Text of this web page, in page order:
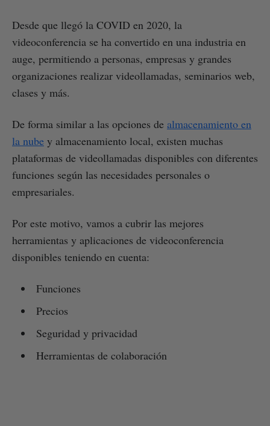
Desde que llegó la COVID en 2020, la
videoconferencia se ha convertido en una industria en
auge, permitiendo a personas, empresas y grandes
organizaciones realizar videollamadas, seminarios web,
clases y más.
De forma similar a las opciones de almacenamiento en
la nube y almacenamiento local, existen muchas
plataformas de videollamadas disponibles con diferentes
funciones según las necesidades personales o
empresariales.
Por este motivo, vamos a cubrir las mejores
herramientas y aplicaciones de videoconferencia
disponibles teniendo en cuenta:
Funciones
Precios
Seguridad y privacidad
Herramientas de colaboración